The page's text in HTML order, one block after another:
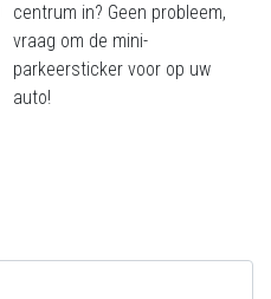
centrum in? Geen probleem,
vraag om de mini-
parkeersticker voor op uw
auto!